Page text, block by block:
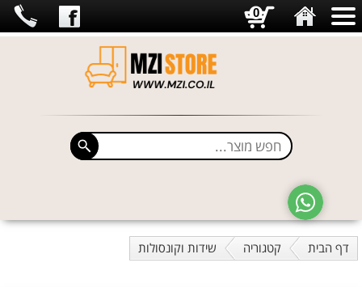
דף הבית קטגוריה שידות וקונסולות
0